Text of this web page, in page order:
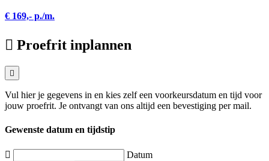
€ 169,- p./m.
Proefrit inplannen
Vul hier je gegevens in en kies zelf een voorkeursdatum en tijd voor
jouw proefrit. Je ontvangt van ons altijd een bevestiging per mail.
Gewenste datum en tijdstip
Datum